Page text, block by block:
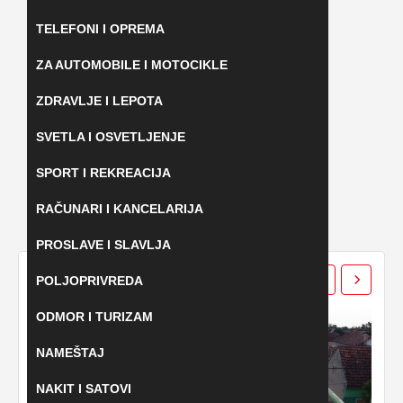
TELEFONI I OPREMA
ZA AUTOMOBILE I MOTOCIKLE
ZDRAVLJE I LEPOTA
SVETLA I OSVETLJENJE
SPORT I REKREACIJA
RAČUNARI I KANCELARIJA
PROSLAVE I SLAVLJA
POLJOPRIVREDA
ODMOR I TURIZAM
NAMEŠTAJ
NAKIT I SATOVI
POSLEDNJI OGLASI